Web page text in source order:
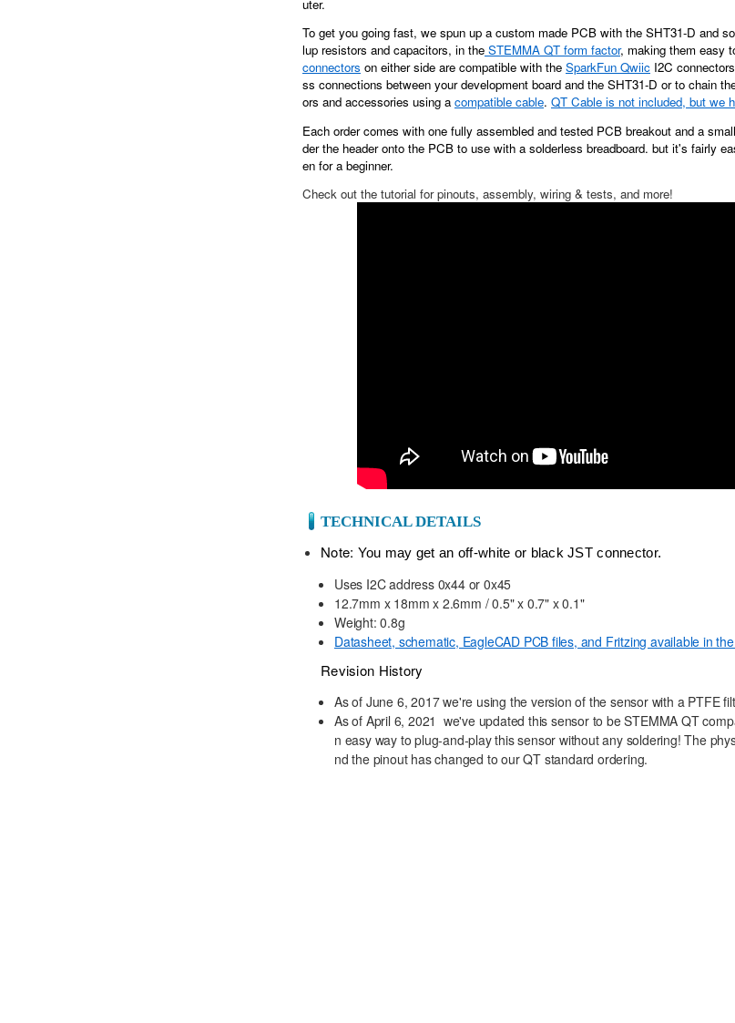
uter.
To get you going fast, we spun up a custom made PCB with the SHT31-D and
lup resistors and capacitors, in the STEMMA QT form factor, making them easy
connectors on either side are compatible with the SparkFun Qwiic I2C
ss connections between your development board and the SHT31-D or to chain
ors and accessories using acompatible cable. QT Cable is not included, but we
Each order comes with one fully assembled and tested PCB breakout and a
der the header onto the PCB to use with a solderless breadboard. but it's fairly
en for a beginner.
Check out the tutorial for pinouts, assembly, wiring & tests, and more!
TECHNICAL DETAILS
Note: You may get an off-white or black JST connector.
Uses I2C address 0x44 or 0x45
12.7mm x 18mm x 2.6mm / 0.5" x 0.7" x 0.1"
Weight: 0.8g
Datasheet, schematic, EagleCAD PCB files, and Fritzing available in
Revision History
As of June 6, 2017we're using the version of the sensor with a PTFE
As of April 6, 2021 we've updated this sensor to be STEMMA QT
n easy way to plug-and-play this sensor without any soldering! The
nd the pinout has changed to our QT standard ordering.